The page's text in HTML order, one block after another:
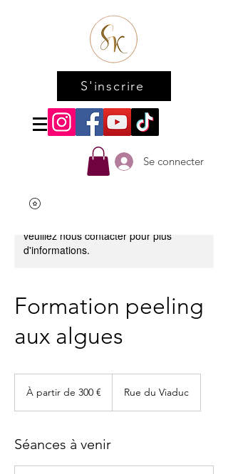
S'inscrire
Se connecter
veuillez nous contacter pour plus
d'informations.
Formation peeling
aux algues
partir
euros
À partir de 300 € Rue du Viaduc
Séances à venir